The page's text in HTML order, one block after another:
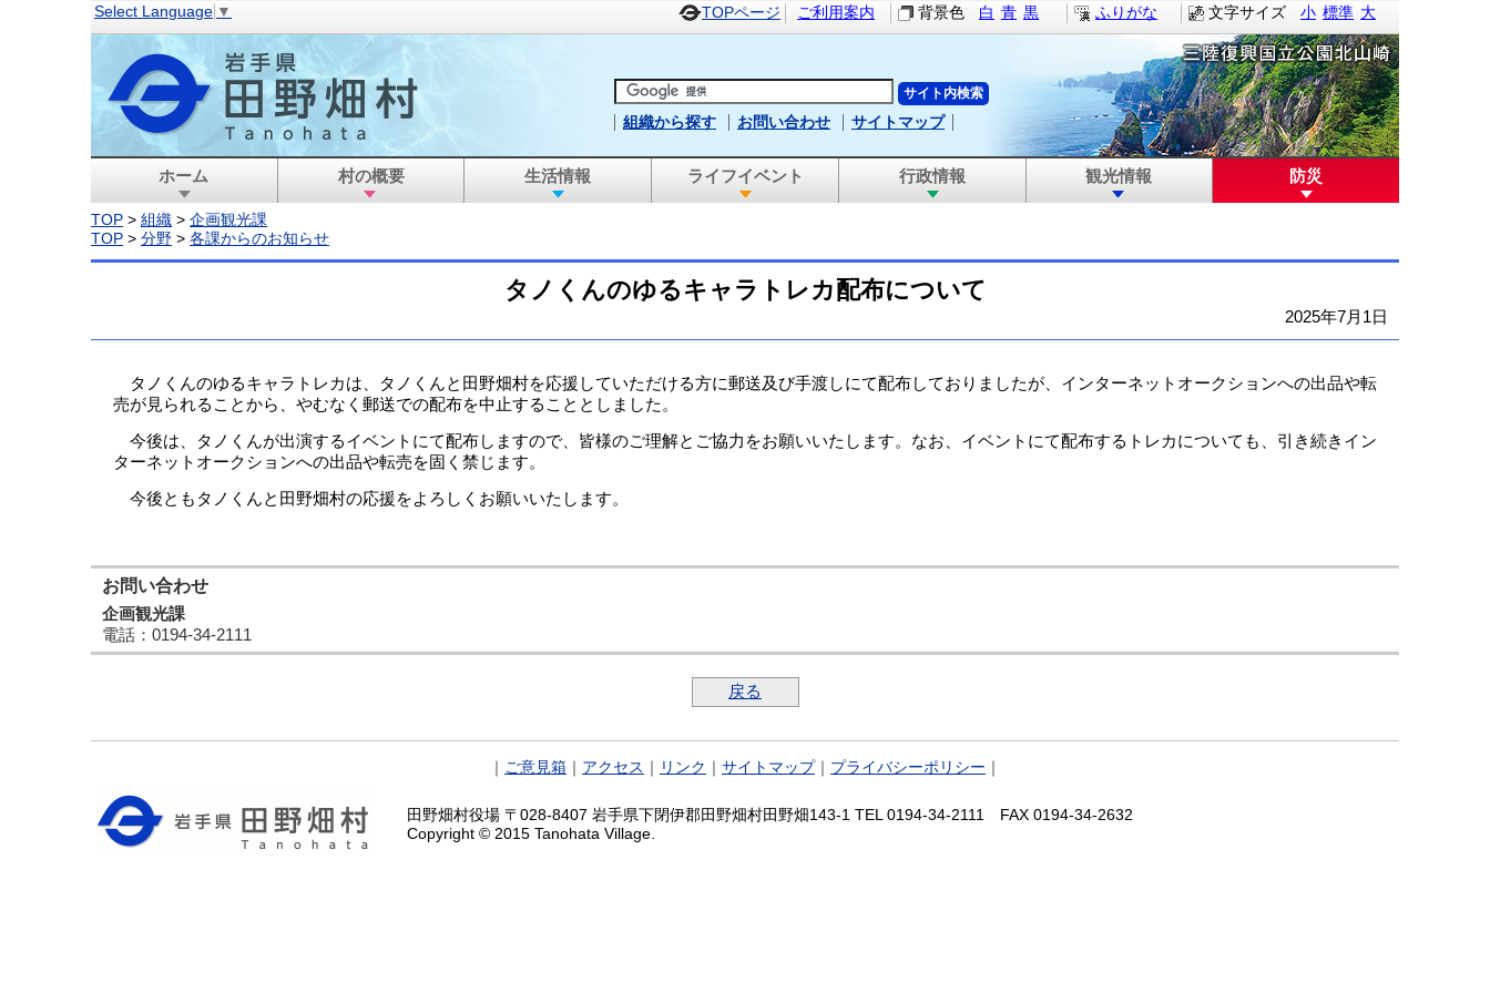
文字サイズ 小 標準 大
Select Language ▼ TOPページ ご利用案内 背景色 白 青 黒 ふりがな
組織から探す お問い合わせ サイトマップ
ホーム 村の概要 生活情報 ライフイベント 行政情報 観光情報 防災
TOP > 組織 > 企画観光課
TOP > 分野 > 各課からのお知らせ
タノくんのゆるキャラトレカ配布について
2025年7月1日
タノくんのゆるキャラトレカは、タノくんと田野畑村を応援していただける方に郵送及び手渡しにて配布しておりましたが、インターネットオークションへの出品や転
売が見られることから、やむなく郵送での配布を中止することとしました。
今後は、タノくんが出演するイベントにて配布しますので、皆様のご理解とご協力をお願いいたします。なお、イベントにて配布するトレカについても、引き続きイン
ターネットオークションへの出品や転売を固く禁じます。
今後ともタノくんと田野畑村の応援をよろしくお願いいたします。
お問い合わせ
企画観光課
電話 ：0194-34-2111
戻る
ご意見箱 アクセス リンク サイトマップ｜ プライバシーポリシー
田野畑村役場 〒028-8407 岩手県下閉伊郡田野畑村田野畑143-1 TEL 0194-34-2111 FAX 0194-34-2632
Copyright © 2015 Tanohata Village.